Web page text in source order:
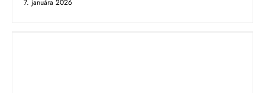
7. januára 2026